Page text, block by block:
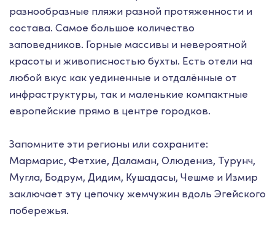
разнообразные пляжи разной протяженности и
состава. Самое большое количество
заповедников. Горные массивы и невероятной
красоты и живописностью бухты. Есть отели на
любой вкус как уединенные и отдалённые от
инфраструктуры, так и маленькие компактные
европейские прямо в центре городков.
Запомните эти регионы или сохраните:
Мармарис, Фетхие, Даламан, Олюдениз, Турунч,
Мугла, Бодрум, Дидим, Кушадасы, Чешме и Измир
заключает эту цепочку жемчужин вдоль Эгейского
побережья.